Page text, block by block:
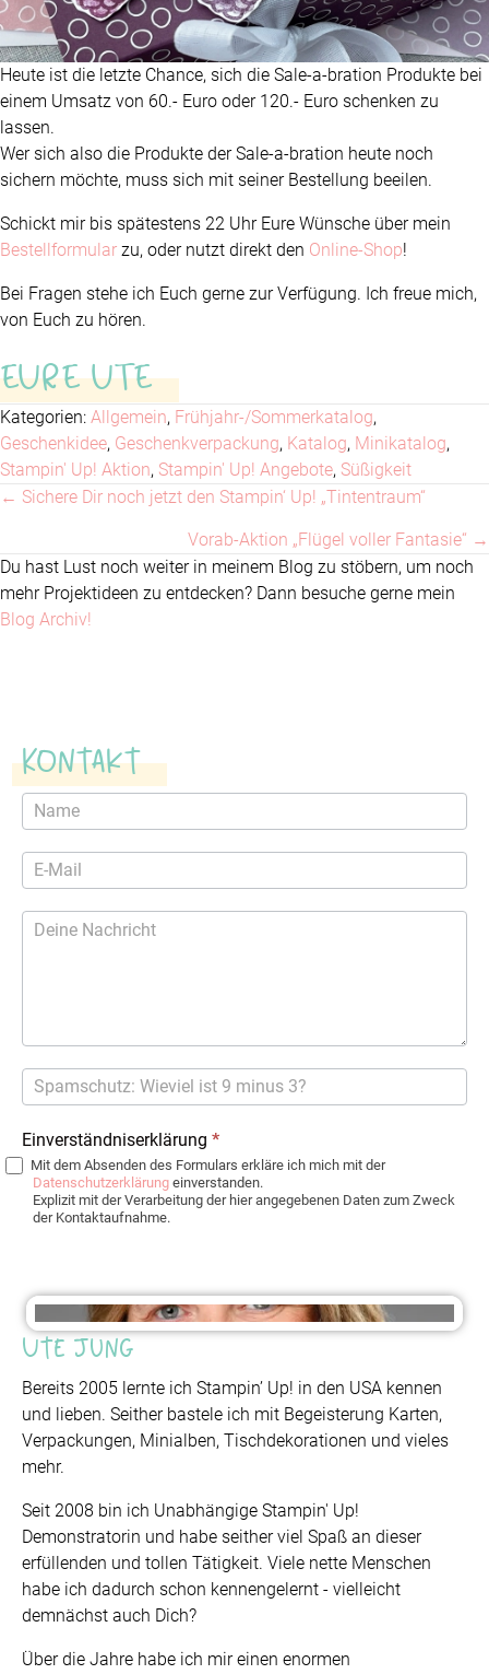
Heute ist die letzte Chance, sich die Sale-a-bration Produkte bei
einem Umsatz von 60.- Euro oder 120.- Euro schenken zu
lassen.
Wer sich also die Produkte der Sale-a-bration heute noch
sichern möchte, muss sich mit seiner Bestellung beeilen.
Schickt mir bis spätestens 22 Uhr Eure Wünsche über mein
Bestellformular zu, oder nutzt direkt den Online-Shop!
Bei Fragen stehe ich Euch gerne zur Verfügung. Ich freue mich,
von Euch zu hören.
EURE UTE
Kategorien: Allgemein, Frühjahr-/Sommerkatalog,
Geschenkidee, Geschenkverpackung, Katalog, Minikatalog,
Stampin' Up! Aktion, Stampin' Up! Angebote, Süßigkeit
Posts
navigation
← Sichere Dir noch jetzt den Stampin‘ Up! „Tintentraum“
Vorab-Aktion „Flügel voller Fantasie“ →
Du hast Lust noch weiter in meinem Blog zu stöbern, um noch
mehr Projektideen zu entdecken? Dann besuche gerne mein
Blog Archiv!
Kontakt
Kontaktformular
Einverständniserklärung *
Mit dem Absenden des Formulars erkläre ich mich mit der
Datenschutzerklärung einverstanden.
Explizit mit der Verarbeitung der hier angegebenen Daten zum Zweck
der Kontaktaufnahme.
Ute Jung
Bereits 2005 lernte ich Stampin’ Up! in den USA kennen
und lieben. Seither bastele ich mit Begeisterung Karten,
Verpackungen, Minialben, Tischdekorationen und vieles
mehr.
Seit 2008 bin ich Unabhängige Stampin' Up!
Demonstratorin und habe seither viel Spaß an dieser
erfüllenden und tollen Tätigkeit. Viele nette Menschen
habe ich dadurch schon kennengelernt - vielleicht
demnächst auch Dich?
Über die Jahre habe ich mir einen enormen